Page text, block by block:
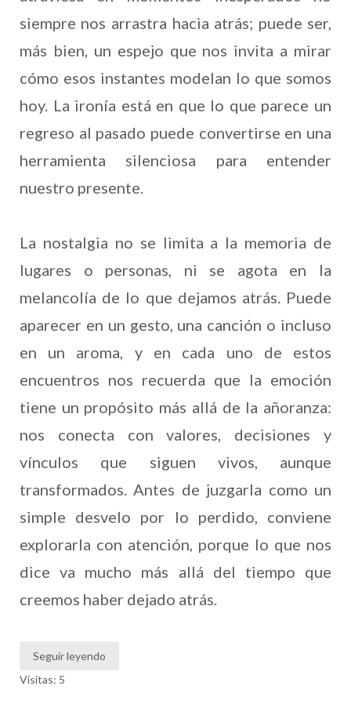
siempre nos arrastra hacia atrás; puede ser,
más bien, un espejo que nos invita a mirar
cómo esos instantes modelan lo que somos
hoy. La ironía está en que lo que parece un
regreso al pasado puede convertirse en una
herramienta silenciosa para entender
nuestro presente.
La nostalgia no se limita a la memoria de
lugares o personas, ni se agota en la
melancolía de lo que dejamos atrás. Puede
aparecer en un gesto, una canción o incluso
en un aroma, y en cada uno de estos
encuentros nos recuerda que la emoción
tiene un propósito más allá de la añoranza:
nos conecta con valores, decisiones y
vínculos que siguen vivos, aunque
transformados. Antes de juzgarla como un
simple desvelo por lo perdido, conviene
explorarla con atención, porque lo que nos
dice va mucho más allá del tiempo que
creemos haber dejado atrás.
Seguir leyendo
Visitas: 5